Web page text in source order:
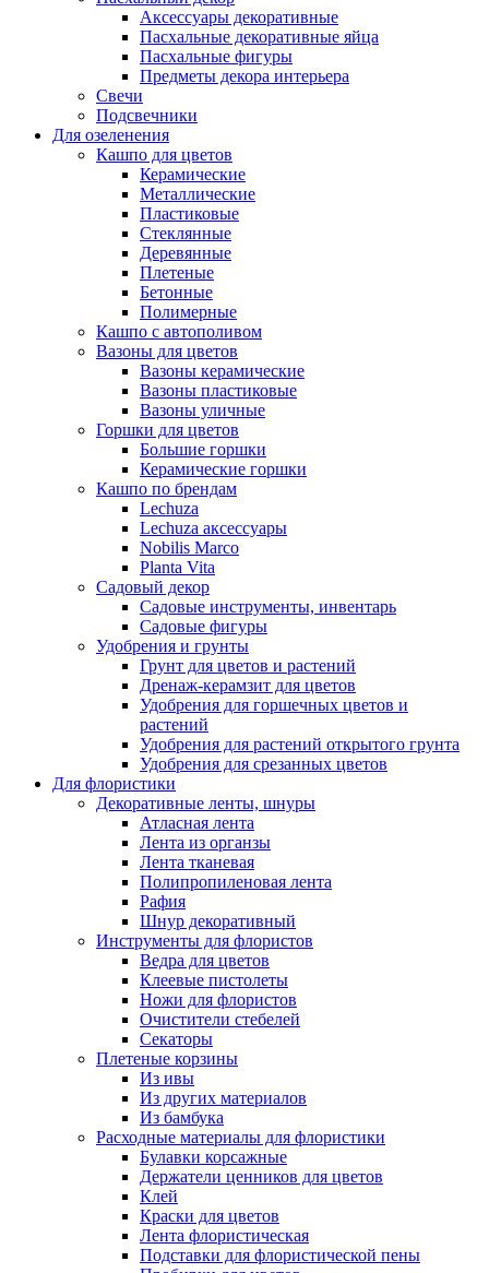
Аксессуары декоративные
Пасхальные декоративные яйца
Пасхальные фигуры
Предметы декора интерьера
Свечи
Подсвечники
Для озеленения
Кашпо для цветов
Керамические
Металлические
Пластиковые
Стеклянные
Деревянные
Плетеные
Бетонные
Полимерные
Кашпо с автополивом
Вазоны для цветов
Вазоны керамические
Вазоны пластиковые
Вазоны уличные
Горшки для цветов
Большие горшки
Керамические горшки
Кашпо по брендам
Lechuza
Lechuza аксессуары
Nobilis Marco
Planta Vita
Садовый декор
Садовые инструменты, инвентарь
Садовые фигуры
Удобрения и грунты
Грунт для цветов и растений
Дренаж-керамзит для цветов
Удобрения для горшечных цветов и
растений
Удобрения для растений открытого грунта
Удобрения для срезанных цветов
Для флористики
Декоративные ленты, шнуры
Атласная лента
Лента из органзы
Лента тканевая
Полипропиленовая лента
Рафия
Шнур декоративный
Инструменты для флористов
Ведра для цветов
Клеевые пистолеты
Ножи для флористов
Очистители стебелей
Секаторы
Плетеные корзины
Из ивы
Из других материалов
Из бамбука
Расходные материалы для флористики
Булавки корсажные
Держатели ценников для цветов
Клей
Краски для цветов
Лента флористическая
Подставки для флористической пены